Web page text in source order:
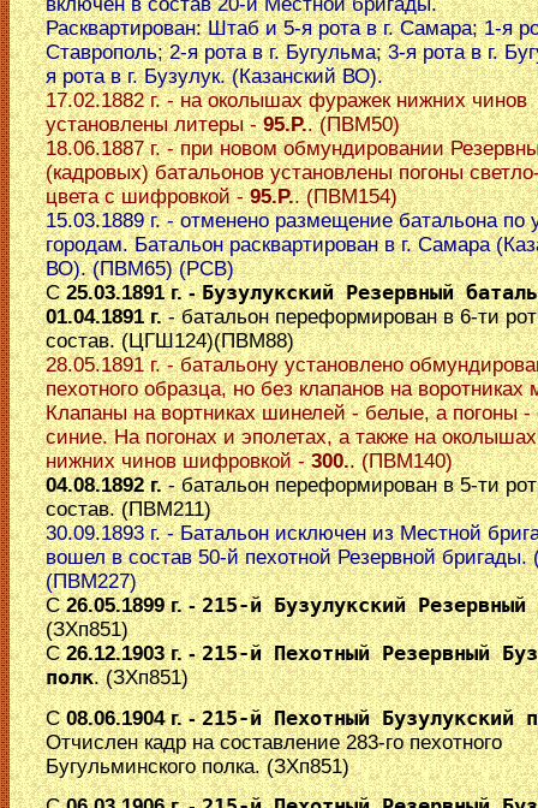
Расквартирован: Штаб и 5-я рота в г. Самара; 1-я
Ставрополь; 2-я рота в г. Бугульма; 3-я рота в г.
я рота в г. Бузулук. (Казанский ВО).
17.02.1882 г. - на околышах фуражек нижних чинов
установлены литеры -95.Р.. (ПВМ50)
18.06.1887 г. - при новом обмундировании
(кадровых) батальонов установлены погоны
цвета с шифровкой -95.Р.. (ПВМ154)
15.03.1889 г. - отменено размещение батальона по
городам. Батальон расквартирован в г. Самара
ВО). (ПВМ65) (РСВ)
C25.03.1891 г. -Бузулукский Резервный
01.04.1891 г.- батальон переформирован в 6-ти
состав. (ЦГШ124)(ПВМ88)
28.05.1891 г. - батальону установлено
пехотного образца, но без клапанов на воротниках
Клапаны на вортниках шинелей - белые, а погоны -
синие. На погонах и эполетах, а также на
нижних чинов шифровкой -300.. (ПВМ140)
04.08.1892 г.- батальон переформирован в 5-ти
состав. (ПВМ211)
30.09.1893 г. - Батальон исключен из Местной
вошел в состав 50-й пехотной Резервной
(ПВМ227)
C26.05.1899 г. -215-й Бузулукский Резервный
(ЗХп851)
C26.12.1903 г. -215-й Пехотный Резервный
полк. (ЗХп851)
C08.06.1904 г. -215-й Пехотный Бузулукский
Отчислен кадр на составление 283-го пехотного
Бугульминского полка. (ЗХп851)